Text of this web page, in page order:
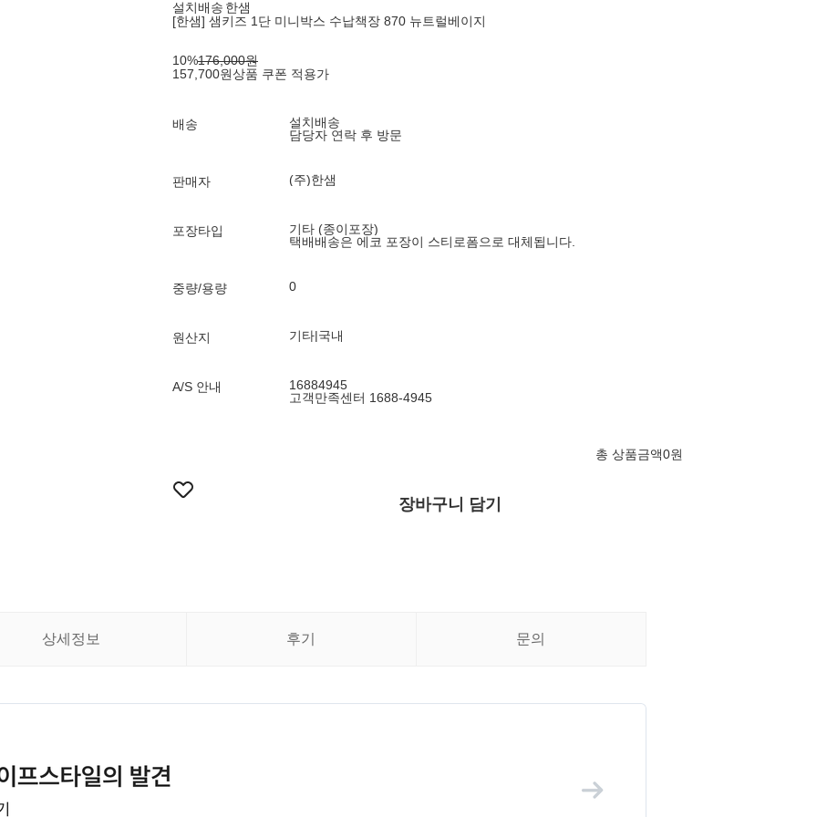
설치배송 한샘
[한샘] 샘키즈 1단 미니박스 수납책장 870 뉴트럴베이지
10%176,000원
157,700원상품 쿠폰 적용가
배송
설치배송
담당자 연락 후 방문
판매자 (주)한샘
포장타입
기타 (종이포장)
택배배송은 에코 포장이 스티로폼으로 대체됩니다.
중량/용량 0
원산지 기타|국내
A/S 안내
16884945
고객만족센터 1688-4945
총 상품금액0원
장바구니 담기
상세정보 후기 문의